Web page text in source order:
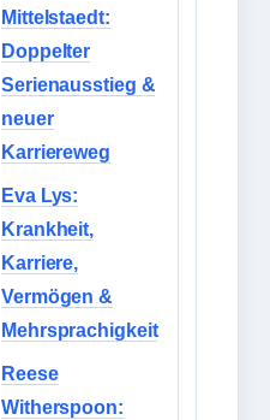
Mittelstaedt:
Doppelter
Serienausstieg &
neuer
Karriereweg
Eva Lys:
Krankheit,
Karriere,
Vermögen &
Mehrsprachigkeit
Reese
Witherspoon: